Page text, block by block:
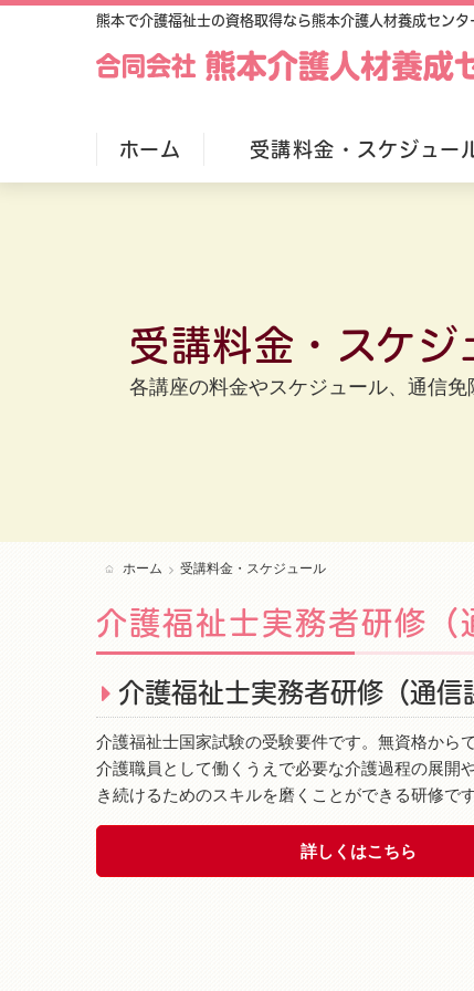
熊本で介護福祉士の資格取得なら熊本介護人材養成センタ
ホーム 受講料金・スケジュー
介護福祉士国家試験対策模擬
受講料金・スケジ
各講座の料金やスケジュール、通信免
ホーム 受講料金・スケジュール
介護福祉士実務者研修（
介護福祉士実務者研修（通信
介護福祉士国家試験の受験要件です。無資格から
介護職員として働くうえで必要な介護過程の展開
き続けるためのスキルを磨くことができる研修です
詳しくはこちら